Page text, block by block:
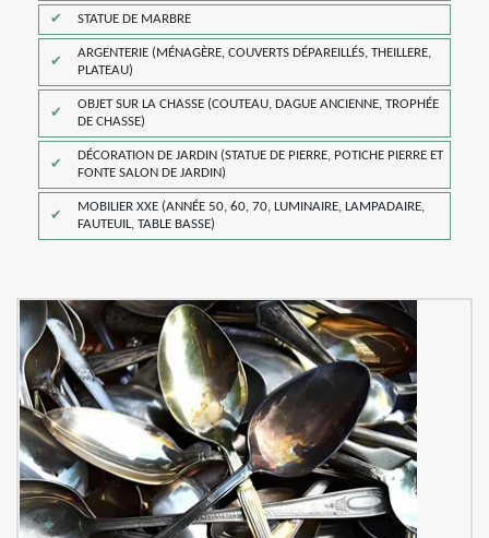
STATUE DE MARBRE
ARGENTERIE (MÉNAGÈRE, COUVERTS DÉPAREILLÉS, THEILLERE,
PLATEAU)
OBJET SUR LA CHASSE (COUTEAU, DAGUE ANCIENNE, TROPHÉE
DE CHASSE)
DÉCORATION DE JARDIN (STATUE DE PIERRE, POTICHE PIERRE ET
FONTE SALON DE JARDIN)
MOBILIER XXE (ANNÉE 50, 60, 70, LUMINAIRE, LAMPADAIRE,
FAUTEUIL, TABLE BASSE)